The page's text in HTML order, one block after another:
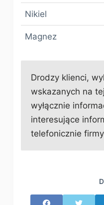
Nikiel
Magnez
Drodzy klienci,
wskazanych na
wyłącznie
interesujące
telefonicznie